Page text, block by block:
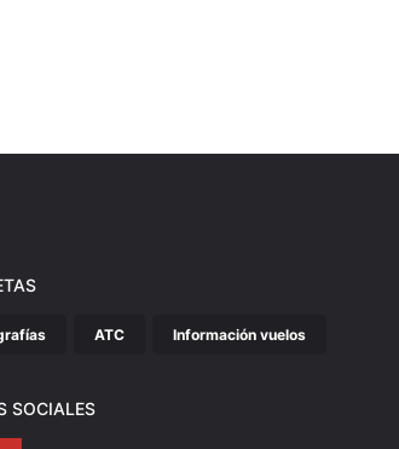
ATC Información vuelos
SOCIALES